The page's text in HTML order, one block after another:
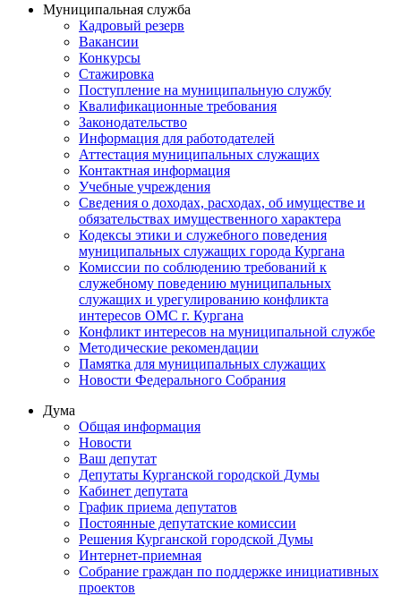
Муниципальная служба
Кадровый резерв
Вакансии
Конкурсы
Стажировка
Поступление на муниципальную службу
Квалификационные требования
Законодательство
Информация для работодателей
Аттестация муниципальных служащих
Контактная информация
Учебные учреждения
Сведения о доходах, расходах, об имуществе и
обязательствах имущественного характера
Кодексы этики и служебного поведения
муниципальных служащих города Кургана
Комиссии по соблюдению требований к
служебному поведению муниципальных
служащих и урегулированию конфликта
интересов ОМС г. Кургана
Конфликт интересов на муниципальной службе
Методические рекомендации
Памятка для муниципальных служащих
Новости Федерального Cобрания
Дума
Общая информация
Новости
Ваш депутат
Депутаты Курганской городской Думы
Кабинет депутата
График приема депутатов
Постоянные депутатские комиссии
Решения Курганской городской Думы
Интернет-приемная
Собрание граждан по поддержке инициативных
проектов